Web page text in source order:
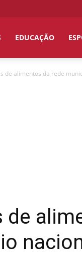
EDUCAÇÃO
de alimentos da rede
de